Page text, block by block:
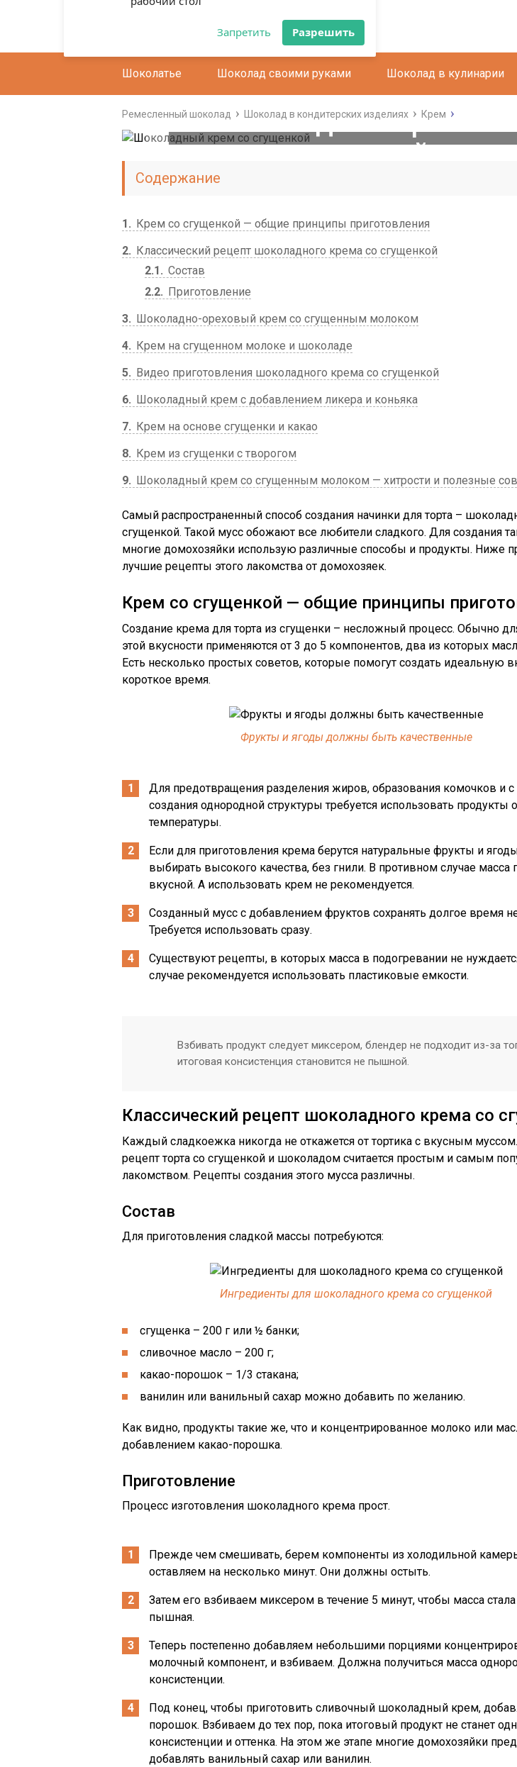
отправлять вам уведомления на
Запретить Разрешить
×
Шоколатье Шоколад своими руками Шоколад в кулинарии
Ремесленный шоколад Шоколад в кондитерских изделиях Крем
Шоколадный крем со
сгущенкой
Содержание
1
Крем со сгущенкой — общие принципы приготовления
2
Классический рецепт шоколадного крема со сгущенкой
2.1
Состав
2.2
Приготовление
3
Шоколадно-ореховый крем со сгущенным молоком
4
Крем на сгущенном молоке и шоколаде
5
Видео приготовления шоколадного крема со сгущенкой
6
Шоколадный крем с добавлением ликера и коньяка
7
Крем на основе сгущенки и какао
8
Крем из сгущенки с творогом
9
Шоколадный крем со сгущенным молоком — хитрости и полезные
Самый распространенный способ создания начинки для торта –
сгущенкой. Такой мусс обожают все любители сладкого. Для создания
многие домохозяйки использую различные способы и продукты. Ниже
лучшие рецепты этого лакомства от домохозяек.
Крем со сгущенкой — общие принципы
Создание крема для торта из сгущенки – несложный процесс. Обычно
этой вкусности применяются от 3 до 5 компонентов, два из которых
Есть несколько простых советов, которые помогут создать идеальную
короткое время.
Фрукты и ягоды должны быть качественные
Для предотвращения разделения жиров, образования комочков и
создания однородной структуры требуется использовать продукты
температуры.
Если для приготовления крема берутся натуральные фрукты и
выбирать высокого качества, без гнили. В противном случае масса
вкусной. А использовать крем не рекомендуется.
Созданный мусс с добавлением фруктов сохранять долгое время
Требуется использовать сразу.
Существуют рецепты, в которых масса в подогревании не
случае рекомендуется использовать пластиковые емкости.
Взбивать продукт следует миксером, блендер не подходит из-за
итоговая консистенция становится не пышной.
Классический рецепт шоколадного крема со
Каждый сладкоежка никогда не откажется от тортика с вкусным
рецепт торта со сгущенкой и шоколадом считается простым и самым
лакомством. Рецепты создания этого мусса различны.
Состав
Для приготовления сладкой массы потребуются:
Ингредиенты для шоколадного крема со сгущенкой
сгущенка – 200 г или ½ банки;
сливочное масло – 200 г;
какао-порошок – 1/3 стакана;
ванилин или ванильный сахар можно добавить по желанию.
Как видно, продукты такие же, что и концентрированное молоко или
добавлением какао-порошка.
Приготовление
Процесс изготовления шоколадного крема прост.
Прежде чем смешивать, берем компоненты из холодильной
оставляем на несколько минут. Они должны остыть.
Затем его взбиваем миксером в течение 5 минут, чтобы масса стала
пышная.
Теперь постепенно добавляем небольшими порциями
молочный компонент, и взбиваем. Должна получиться масса
консистенции.
Под конец, чтобы приготовить сливочный шоколадный крем,
порошок. Взбиваем до тех пор, пока итоговый продукт не станет
консистенции и оттенка. На этом же этапе многие домохозяйки
добавлять ванильный сахар или ванилин.